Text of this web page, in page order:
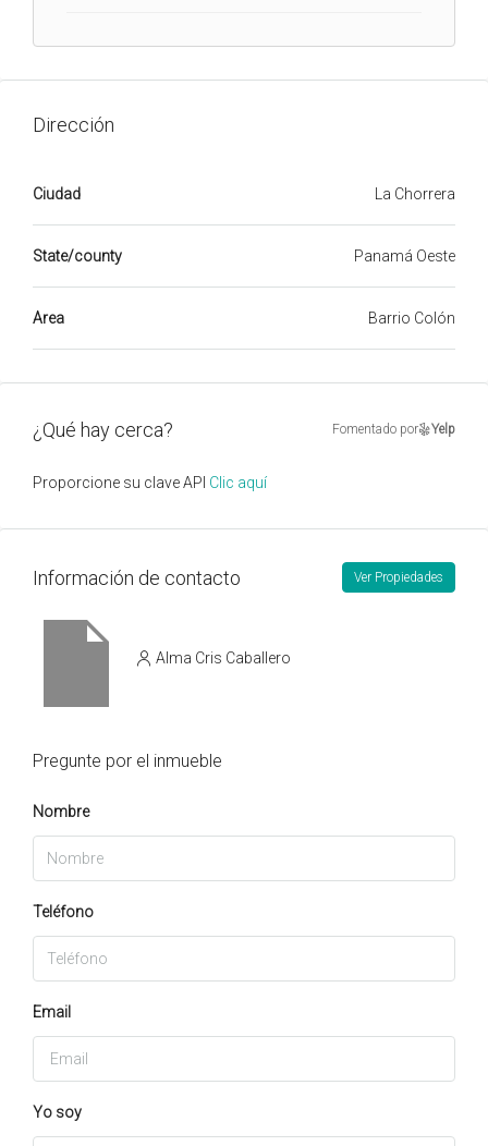
Dirección
Ciudad La Chorrera
State/county Panamá Oeste
Area Barrio Colón
¿Qué hay cerca? Fomentado por Yelp
Proporcione su clave API Clic aquí
Información de contacto Ver Propiedades
Alma Cris Caballero
Pregunte por el inmueble
Nombre
Teléfono
Email
Yo soy